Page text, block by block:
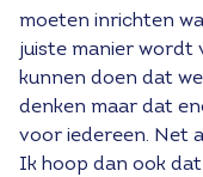
moeten inrichten
juiste manier wordt
kunnen doen dat
denken maar dat
voor iedereen. Net
Ik hoop dan ook